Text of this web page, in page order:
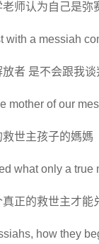
师认为自己是弥
with a messiah
者 是不会跟我谈
mother of our
世主孩子的媽媽
what only a true
正的救世主才能
how they